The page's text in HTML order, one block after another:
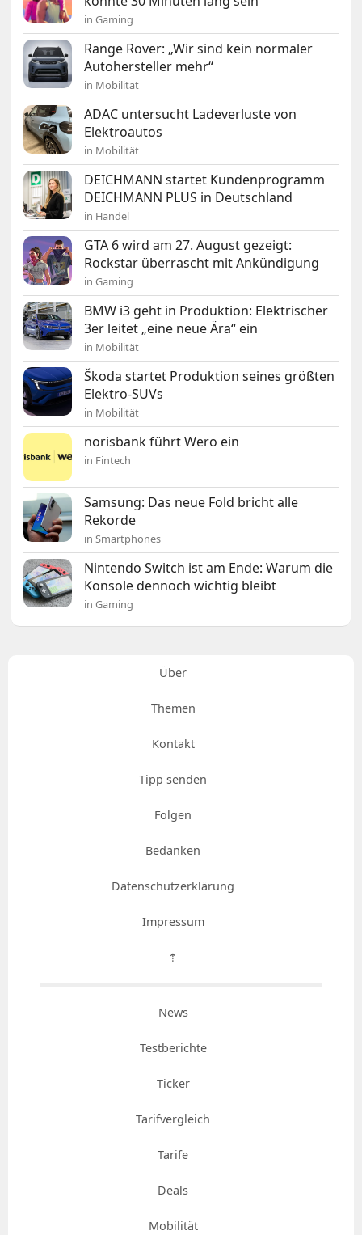
in Gaming
Range Rover: „Wir sind kein normaler
Autohersteller mehr“
in Mobilität
ADAC untersucht Ladeverluste von
Elektroautos
in Mobilität
DEICHMANN startet Kundenprogramm
DEICHMANN PLUS in Deutschland
in Handel
GTA 6 wird am 27. August gezeigt:
Rockstar überrascht mit Ankündigung
in Gaming
BMW i3 geht in Produktion: Elektrischer
3er leitet „eine neue Ära“ ein
in Mobilität
Škoda startet Produktion seines größten
Elektro-SUVs
in Mobilität
norisbank führt Wero ein
in Fintech
Samsung: Das neue Fold bricht alle
Rekorde
in Smartphones
Nintendo Switch ist am Ende: Warum die
Konsole dennoch wichtig bleibt
in Gaming
Über
Themen
Kontakt
Tipp senden
Folgen
Bedanken
Datenschutzerklärung
Impressum
⇡
News
Testberichte
Ticker
Tarifvergleich
Tarife
Deals
Mobilität